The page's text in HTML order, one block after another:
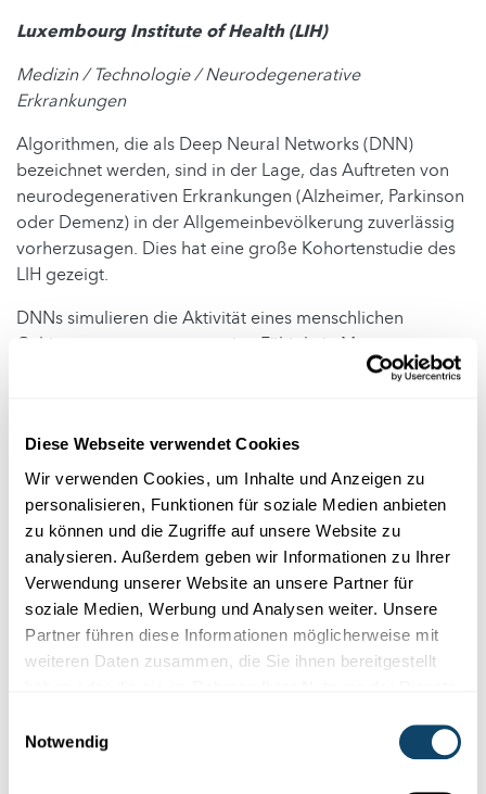
Diese Webseite verwendet Cookies
Wir verwenden Cookies, um Inhalte und Anzeigen zu
personalisieren, Funktionen für soziale Medien anbieten
zu können und die Zugriffe auf unsere Website zu
analysieren. Außerdem geben wir Informationen zu Ihrer
Verwendung unserer Website an unsere Partner für
soziale Medien, Werbung und Analysen weiter. Unsere
Partner führen diese Informationen möglicherweise mit
weiteren Daten zusammen, die Sie ihnen bereitgestellt
Notwendig
Luxembourg Institute of Health (LIH)
Medizin / Technologie / Neurodegenerative
Erkrankungen
Algorithmen, die als Deep Neural Networks (DNN)
bezeichnet werden, sind in der Lage, das Auftreten von
neurodegenerativen Erkrankungen (Alzheimer, Parkinson
oder Demenz) in der Allgemeinbevölkerung zuverlässig
vorherzusagen. Dies hat eine große Kohortenstudie des
LIH gezeigt.
DNNs simulieren die Aktivität eines menschlichen
Gehirns, genauer gesagt seine Fähigkeit, Muster zu
erkennen. Insbesondere einer der untersuchten
verwendeten statistischen Modelle sind jedoch nach wie
vor gute Werkzeuge, die einfacher zu interpretieren sind.
In dieser Studie wurden drei verschiedene DNN mit zwei
klassischen statistischen Modellen verglichen. Dazu
wurde ein großer Satz epidemiologischer und klinischer
Daten analysiert, der mehrere Tausend Patienten
umfasste. Diese wiesen zu Beginn der Datenerhebung
keine neurodegenerative Erkrankung auf. Die Daten
wurden zwischen 2004 und 2017 erhoben.